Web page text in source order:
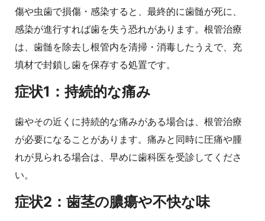
傷や虫歯で損傷・感染すると、最終的に歯髄が死に、
感染が進行すれば歯を失う恐れがあります。根管治療
は、歯髄を除去し根管内を清掃・消毒したうえで、充
填材で封鎖し歯を保存する処置です。
症状1：持続的な痛み
歯やその近くに持続的な痛みがある場合は、根管治療
が必要になることがあります。痛みと同時に圧痛や腫
れが見られる場合は、早めに歯科医を受診してくださ
い。
症状2：歯茎の膿瘍や不快な味